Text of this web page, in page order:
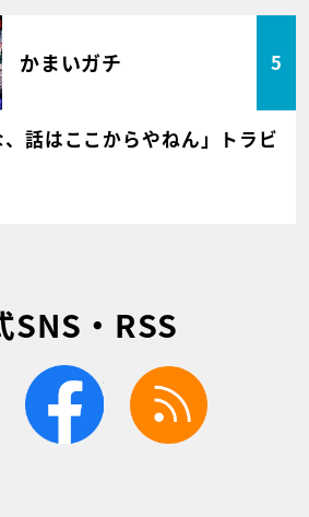
かまいガチ 5
話はここからやねん」トラビ
SNS・RSS
twitter facebook